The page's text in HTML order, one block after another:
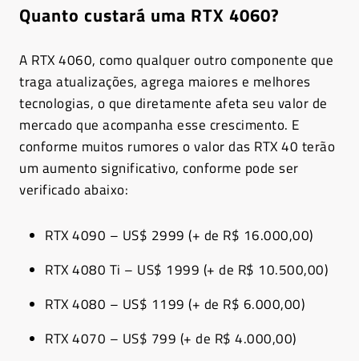
Quanto custará uma RTX 4060?
A RTX 4060, como qualquer outro componente que
traga atualizações, agrega maiores e melhores
tecnologias, o que diretamente afeta seu valor de
mercado que acompanha esse crescimento. E
conforme muitos rumores o valor das RTX 40 terão
um aumento significativo, conforme pode ser
verificado abaixo:
RTX 4090 – US$ 2999 (+ de R$ 16.000,00)
RTX 4080 Ti – US$ 1999 (+ de R$ 10.500,00)
RTX 4080 – US$ 1199 (+ de R$ 6.000,00)
RTX 4070 – US$ 799 (+ de R$ 4.000,00)